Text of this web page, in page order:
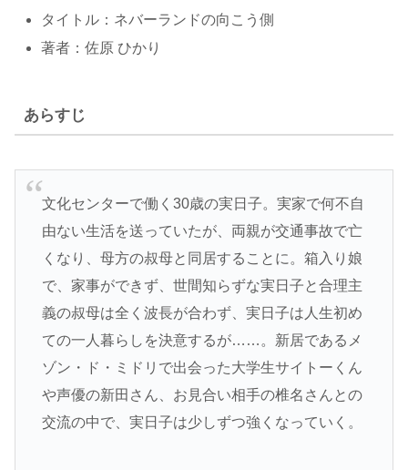
タイトル：ネバーランドの向こう側
著者：佐原 ひかり
あらすじ
文化センターで働く30歳の実日子。実家で何不自
由ない生活を送っていたが、両親が交通事故で亡
くなり、母方の叔母と同居することに。箱入り娘
で、家事ができず、世間知らずな実日子と合理主
義の叔母は全く波長が合わず、実日子は人生初め
ての一人暮らしを決意するが……。新居であるメ
ゾン・ド・ミドリで出会った大学生サイトーくん
や声優の新田さん、お見合い相手の椎名さんとの
交流の中で、実日子は少しずつ強くなっていく。